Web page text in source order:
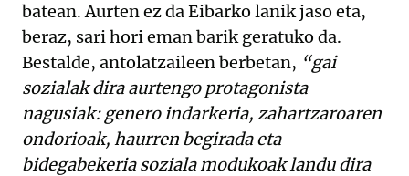
batean. Aurten ez da Eibarko lanik jaso eta,
beraz, sari hori eman barik geratuko da.
Bestalde, antolatzaileen berbetan, “gai
sozialak dira aurtengo protagonista
nagusiak: genero indarkeria, zahartzaroaren
ondorioak, haurren begirada eta
bidegabekeria soziala modukoak landu dira